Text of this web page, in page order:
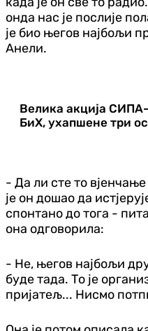
онда нас је послије
је био његов најбољи
Анели.
Велика акција
БиХ, ухапшене три
- Да ли сте то
је он дошао да
спонтано до тога -
она одговорила:
- Не, његов најбољи
буде тада. То је
пријатељ... Нисмо